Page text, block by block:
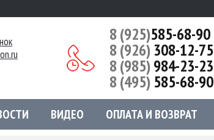
8 (925)585-68-90
8 (926) 308-12-75
8 (985)984-23-23
8 (495) 585-68-90
ВИДЕО ОПЛАТА И ВОЗВРАТ